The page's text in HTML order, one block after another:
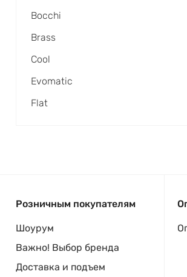
Bocchi
Brass
Cool
Evomatic
Flat
Розничным покупателям
Шоурум
Важно! Выбор бренда
Доставка и подъем